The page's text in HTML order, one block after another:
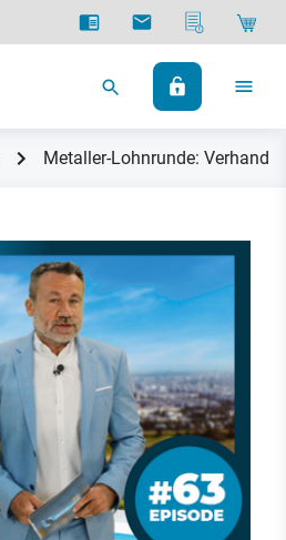
Metaller-Lohnrunde: